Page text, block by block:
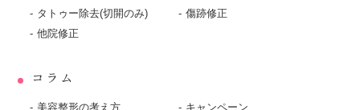
タトゥー除去(切開のみ)
傷跡修正
他院修正
コラム
美容整形の考え方 キャンペーン